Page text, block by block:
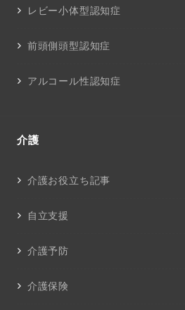
レビー小体型認知症
前頭側頭型認知症
アルコール性認知症
介護
介護お役立ち記事
自立支援
介護予防
介護保険